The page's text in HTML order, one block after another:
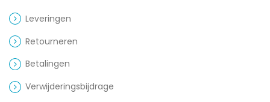
Leveringen
Retourneren
Betalingen
Verwijderingsbijdrage